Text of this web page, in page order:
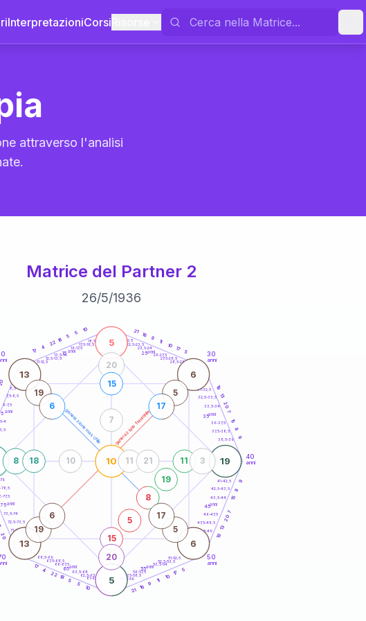
InterpretazioniCorsi
attraverso l'analisi
Matrice del Partner 2
26/5/1936
generazione maschile generazione femminile
30
anni
40
anni
50
anni
4
6-7,5
7,5-8,5
8,5-9
11-12,5
12,5-13,5
13,5-14
16-17,5
17,5-18,5
18,5-19
21-22,5
22,5-23,5
23,5-24
26-27,5
27,5-28,5
28,5-29
31-32,5
32,5-33,5
33,5-34
36-37,5
37,5-38,5
38,5-39
41-42,5
42,5-43,5
43,5-44
46-47,5
47,5-48,5
48,5-49
51-52,5
52,5-53,5
53,5-54
56-57,5
57,5-58,5
58,5-59
61-62,5
62,5-63,5
63,5-64
66-67,5
67,5-68,5
68,5-69
71-72,5
72,5-73,5
73,5-74
77,5
78,5
17
4
2218 5
5
10 21 16
9
11
10 17
5
19
13
20
7
15
8
9
9
8
15
7
20
13
19
5
17
10
11
9
16
21
10
5
5
18
22
4
17
20
5
19
5
10
13 6
13 6
15
5
8
19
11
8
20
3
20
18
15
11 21
10
7
19
6
5
17
19
6
5
17
5 anni
15 anni 25anni
35anni
45anni
55anni
65anni
75anni